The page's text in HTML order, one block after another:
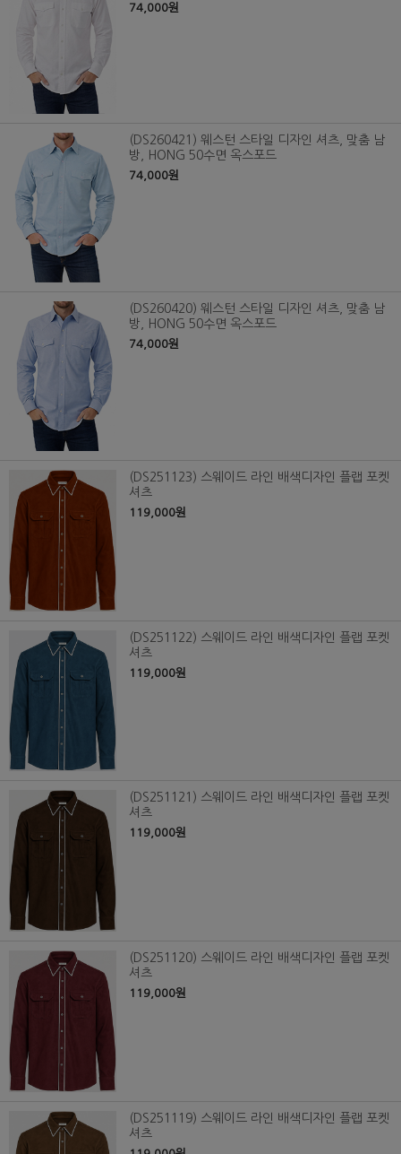
74,000원
(DS260421) 웨스턴 스타일 디자인 셔츠, 맞춤 남
방, HONG 50수면 옥스포드
74,000원
(DS260420) 웨스턴 스타일 디자인 셔츠, 맞춤 남
방, HONG 50수면 옥스포드
74,000원
(DS251123) 스웨이드 라인 배색디자인 플랩 포켓
셔츠
119,000원
(DS251122) 스웨이드 라인 배색디자인 플랩 포켓
셔츠
119,000원
(DS251121) 스웨이드 라인 배색디자인 플랩 포켓
셔츠
119,000원
(DS251120) 스웨이드 라인 배색디자인 플랩 포켓
셔츠
119,000원
(DS251119) 스웨이드 라인 배색디자인 플랩 포켓
셔츠